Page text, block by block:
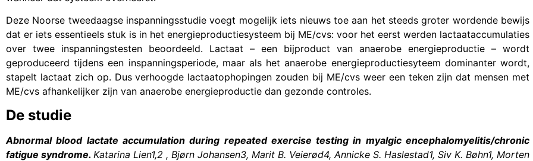
Deze Noorse tweedaagse inspanningsstudie voegt mogelijk iets nieuws toe aan het steeds groter wordende bewijs
dat er iets essentieels stuk is in het energieproductiesysteem bij ME/cvs: voor het eerst werden lactaataccumulaties
over twee inspanningstesten beoordeeld. Lactaat – een bijproduct van anaerobe energieproductie – wordt
geproduceerd tijdens een inspanningsperiode, maar als het anaerobe energieproductiesyteem dominanter wordt,
stapelt lactaat zich op. Dus verhoogde lactaatophopingen zouden bij ME/cvs weer een teken zijn dat mensen met
ME/cvs afhankelijker zijn van anaerobe energieproductie dan gezonde controles.
De studie
Abnormal blood lactate accumulation during repeated exercise testing in myalgic encephalomyelitis/chronic
fatigue syndrome. Katarina Lien1,2 , Bjørn Johansen3, Marit B. Veierød4, Annicke S. Haslestad1, Siv K. Bøhn1, Morten